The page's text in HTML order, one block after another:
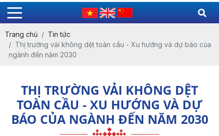
Trang chủ
Tin tức
Thị trường vải không dệt toàn cầu - Xu hướng và dự báo của
ngành đến năm 2030
THỊ TRƯỜNG VẢI KHÔNG DỆT
TOÀN CẦU - XU HƯỚNG VÀ DỰ
BÁO CỦA NGÀNH ĐẾN NĂM 2030